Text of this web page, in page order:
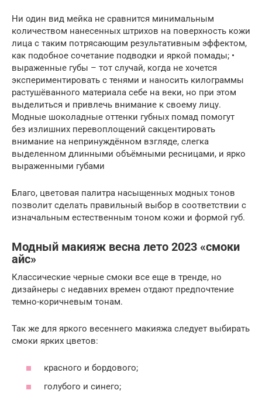
Ни один вид мейка не сравнится минимальным
количеством нанесенных штрихов на поверхность кожи
лица с таким потрясающим результативным эффектом,
как подобное сочетание подводки и яркой помады; •
выраженные губы – тот случай, когда не хочется
экспериментировать с тенями и наносить килограммы
растушёванного материала себе на веки, но при этом
выделиться и привлечь внимание к своему лицу.
Модные шоколадные оттенки губных помад помогут
без излишних перевоплощений сакцентировать
внимание на непринуждённом взгляде, слегка
выделенном длинными объёмными ресницами, и ярко
выраженными губами
Благо, цветовая палитра насыщенных модных тонов
позволит сделать правильный выбор в соответствии с
изначальным естественным тоном кожи и формой губ.
Модный макияж весна лето 2023 «смоки
айс»
Классические черные смоки все еще в тренде, но
дизайнеры с недавних времен отдают предпочтение
темно-коричневым тонам.
Так же для яркого весеннего макияжа следует выбирать
смоки ярких цветов:
красного и бордового;
голубого и синего;